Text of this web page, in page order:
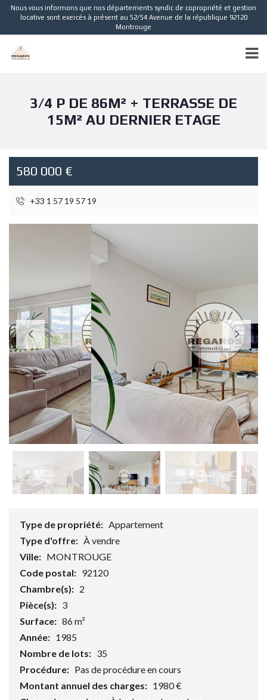
Nous vous informons que nos départements syndic de copropriété et gestion
locative sont exercés à présent au 52/54 Avenue de la république 92120
Montrouge
3/4 P DE 86M² + TERRASSE DE
15M² AU DERNIER ETAGE
580 000 €
+33 1 57 19 57 19
Type de propriété: Appartement
Type d'offre: À vendre
Ville: MONTROUGE
Code postal: 92120
Chambre(s): 2
Pièce(s): 3
Surface: 86 m²
Année: 1985
Nombre de lots: 35
Procédure: Pas de procédure en cours
Montant annuel des charges: 1980 €